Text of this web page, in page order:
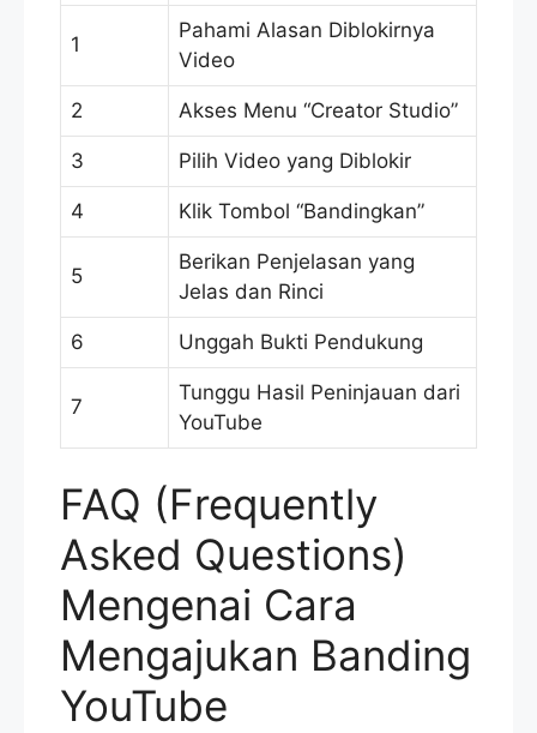
1
Pahami Alasan Diblokirnya
Video
2 Akses Menu “Creator Studio”
3 Pilih Video yang Diblokir
4 Klik Tombol “Bandingkan”
5
Berikan Penjelasan yang
Jelas dan Rinci
6 Unggah Bukti Pendukung
7
Tunggu Hasil Peninjauan dari
YouTube
FAQ (Frequently
Asked Questions)
Mengenai Cara
Mengajukan Banding
YouTube